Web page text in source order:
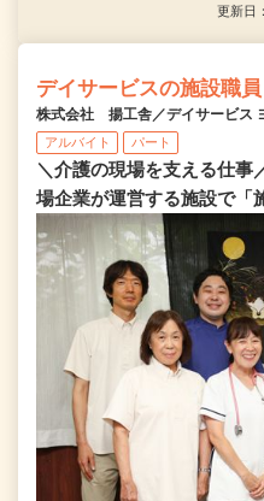
更新日
デイサービスの施設職員
株式会社 揚工舎／デイサービス
アルバイト パート
＼介護の現場を支える仕事
場企業が運営する施設で「